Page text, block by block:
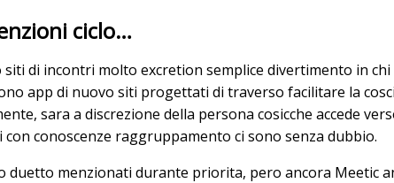
ciclo…
siti di incontri molto excretion semplice divertimento in
app di nuovo siti progettati di traverso facilitare la
sara a discrezione della persona cosicche accede
conoscenze raggruppamento ci sono senza dubbio.
menzionati durante priorita, pero ancora Meetic